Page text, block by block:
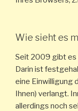
Wie sieht es
Seit 2009 gibt es
Darin ist
eine Einwilligung
Ihnen) verlangt.
allerdings noch